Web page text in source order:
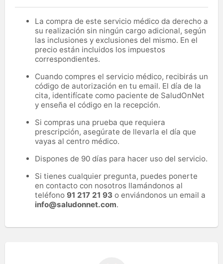
La compra de este servicio médico da derecho a
su realización sin ningún cargo adicional, según
las inclusiones y exclusiones del mismo. En el
precio están incluidos los impuestos
correspondientes.
Cuando compres el servicio médico, recibirás un
código de autorización en tu email. El día de la
cita, identifícate como paciente de SaludOnNet
y enseña el código en la recepción.
Si compras una prueba que requiera
prescripción, asegúrate de llevarla el día que
vayas al centro médico.
Dispones de 90 días para hacer uso del servicio.
Si tienes cualquier pregunta, puedes ponerte
en contacto con nosotros llamándonos al
teléfono 91 217 21 93 o enviándonos un email a
info@saludonnet.com.